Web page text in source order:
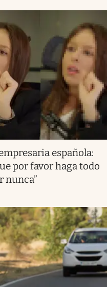
española:
por favor haga todo
nunca”